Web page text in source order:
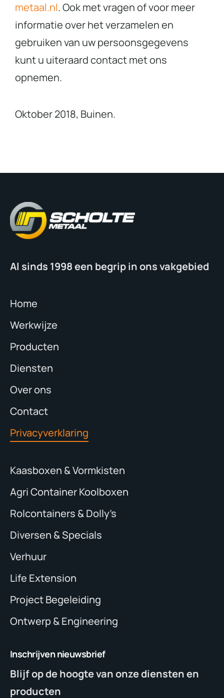
metaal.nl. Ook met vragen of voor meer
informatie over het verzamelen en
gebruiken van uw persoonsgegevens
kunt u uiteraard contact met ons
opnemen.
Oktober 2018, Buinen.
Al sinds 1998 een begrip in ons vakgebied
Home
Werkwijze
Producten
Diensten
Over ons
Contact
Privacyverklaring
Kaasboxen & Vormkisten
Agri Container Koolboxen
Rolcontainers & Dolly’s
Diversen & Specials
Verhuur
Life Extension
Project Begeleiding
Ontwerp & Engineering
Inschrijven nieuwsbrief
Blijf op de hoogte van onze diensten en
producten